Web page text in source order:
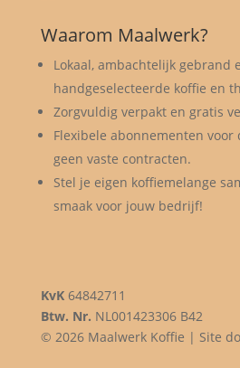
Waarom Maalwerk?
Lokaal, ambachtelijk gebrand
handgeselecteerde koffie en
Zorgvuldig verpakt en gratis
Flexibele abonnementen voor
geen vaste contracten.
Stel je eigen koffiemelange
smaak voor jouw bedrijf!
KvK64842711
Btw. Nr. NL001423306 B42
© 2026 Maalwerk Koffie | Site